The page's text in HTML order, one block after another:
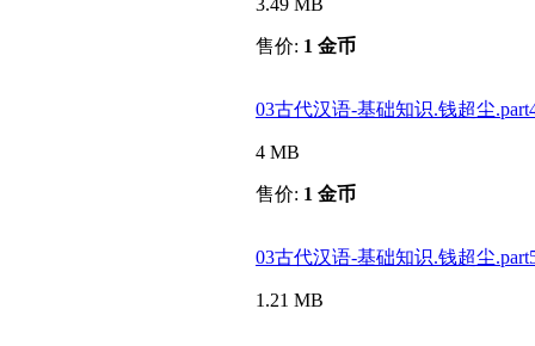
售价: 1 金币
03古代汉语-基础知识.钱超尘
4 MB
售价: 1 金币
03古代汉语-基础知识.钱超尘
1.21 MB